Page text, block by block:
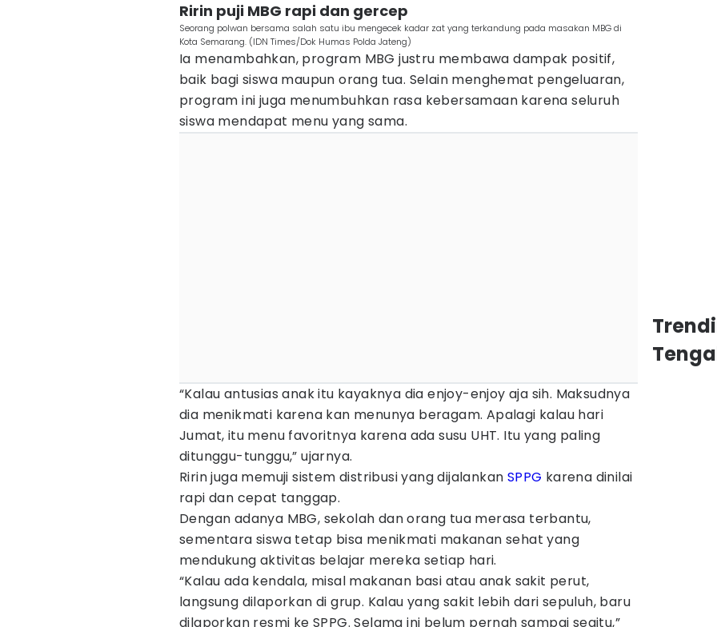
Ririn puji MBG rapi dan gercep
Seorang polwan bersama salah satu ibu mengecek kadar zat yang terkandung pada masakan MBG di
Kota Semarang. (IDN Times/Dok Humas Polda Jateng)
Ia menambahkan, program MBG justru membawa dampak positif,
baik bagi siswa maupun orang tua. Selain menghemat pengeluaran,
program ini juga menumbuhkan rasa kebersamaan karena seluruh
siswa mendapat menu yang sama.
“Kalau antusias anak itu kayaknya dia enjoy-enjoy aja sih. Maksudnya
dia menikmati karena kan menunya beragam. Apalagi kalau hari
Jumat, itu menu favoritnya karena ada susu UHT. Itu yang paling
ditunggu-tunggu,” ujarnya.
Ririn juga memuji sistem distribusi yang dijalankan SPPG karena dinilai
rapi dan cepat tanggap.
Dengan adanya MBG, sekolah dan orang tua merasa terbantu,
sementara siswa tetap bisa menikmati makanan sehat yang
mendukung aktivitas belajar mereka setiap hari.
“Kalau ada kendala, misal makanan basi atau anak sakit perut,
langsung dilaporkan di grup. Kalau yang sakit lebih dari sepuluh, baru
dilaporkan resmi ke SPPG. Selama ini belum pernah sampai segitu,”